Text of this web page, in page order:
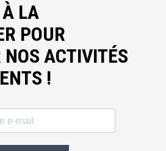
À LA
POUR
NOS ACTIVITÉS
!